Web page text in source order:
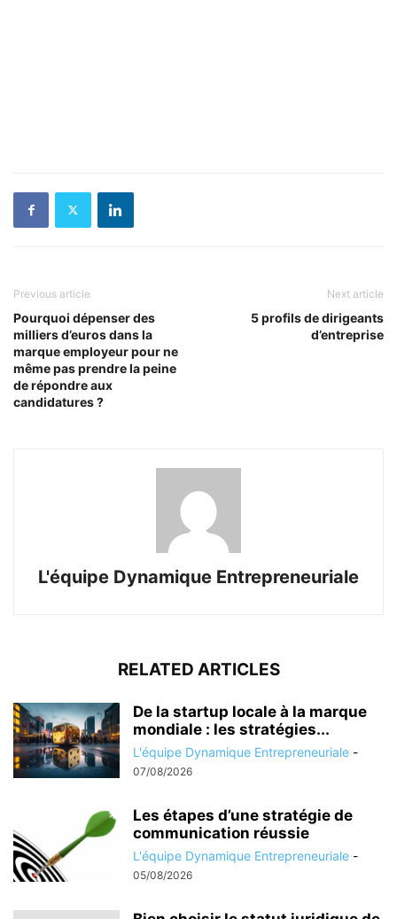
Previous article
Pourquoi dépenser des
milliers d’euros dans la
marque employeur pour ne
même pas prendre la peine
de répondre aux
candidatures ?
Next article
5 profils de dirigeants
d’entreprise
L'équipe Dynamique Entrepreneuriale
RELATED ARTICLES
De la startup locale à la marque
mondiale : les stratégies...
L'équipe Dynamique Entrepreneuriale -
07/08/2026
Les étapes d’une stratégie de
communication réussie
L'équipe Dynamique Entrepreneuriale -
05/08/2026